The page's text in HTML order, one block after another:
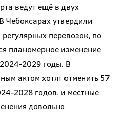
ведут ещё в двух
Чебоксарах утвердили
перевозок, по
планомерное изменение
2029 годы. В
актом хотят отменить 57
2028 годов, и местные
довольно